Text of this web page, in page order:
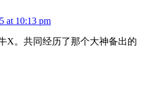
at 10:13 pm
X。共同经历了那个大神备出的